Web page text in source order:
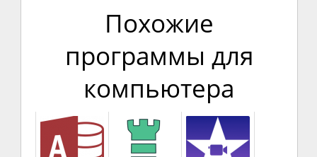
Похожие
программы для
компьютера